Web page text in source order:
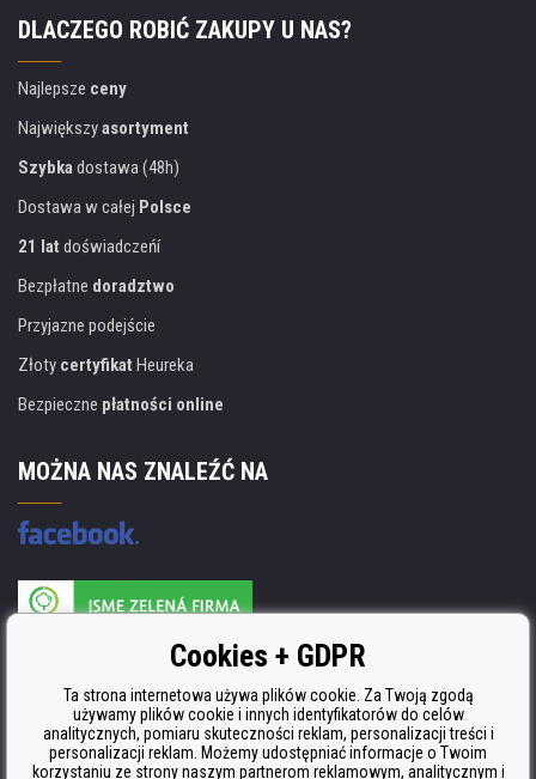
DLACZEGO ROBIĆ ZAKUPY U NAS?
Najlepsze ceny
Największyasortyment
Szybkadostawa (48h)
Dostawa w całej Polsce
21 lat doświadczeńí
Bezpłatne doradztwo
Przyjazne podejście
Złoty certyfikat Heureka
Bezpieczne płatności online
MOŻNA NAS ZNALEŹĆ NA
Producent wkładów posiada certyfikat
ISO 9001, ISO 14001 i STMC.Cookies + GDPR
Ta strona internetowa używa plików cookie. Za Twoją zgodą
używamy plików cookie i innych identyfikatorów do celów
analitycznych, pomiaru skuteczności reklam, personalizacji treści i
personalizacji reklam. Możemy udostępniać informacje o Twoim
korzystaniu ze strony naszym partnerom reklamowym, analitycznym i